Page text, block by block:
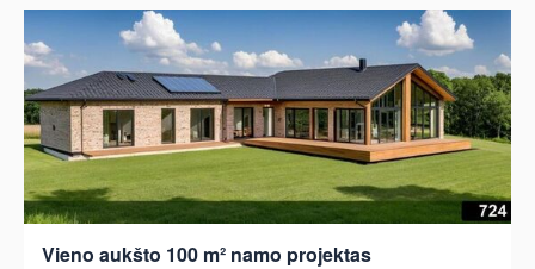
Vieno aukšto 100 m² namo projektas